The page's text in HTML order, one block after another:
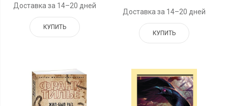
Доставка за 14–20 дней
КУПИТЬ
Доставка за 14–20 дней
КУПИТЬ